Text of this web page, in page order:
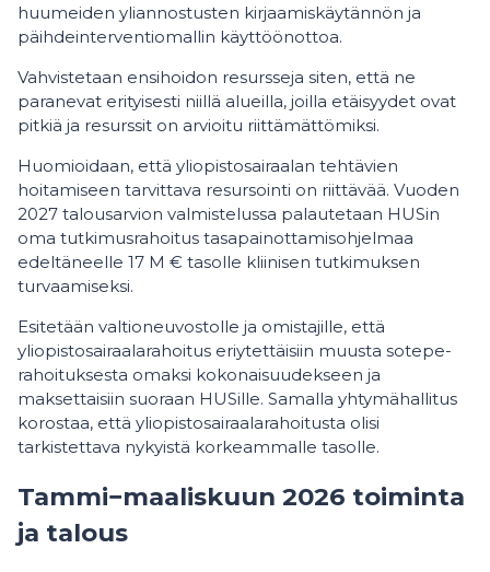
huumeiden yliannostusten kirjaamiskäytännön ja
päihdeinterventiomallin käyttöönottoa.
Vahvistetaan ensihoidon resursseja siten, että ne
paranevat erityisesti niillä alueilla, joilla etäisyydet ovat
pitkiä ja resurssit on arvioitu riittämättömiksi.
Huomioidaan, että yliopistosairaalan tehtävien
hoitamiseen tarvittava resursointi on riittävää. Vuoden
2027 talousarvion valmistelussa palautetaan HUSin
oma tutkimusrahoitus tasapainottamisohjelmaa
edeltäneelle 17 M € tasolle kliinisen tutkimuksen
turvaamiseksi.
Esitetään valtioneuvostolle ja omistajille, että
yliopistosairaalarahoitus eriytettäisiin muusta sotepe-
rahoituksesta omaksi kokonaisuudekseen ja
maksettaisiin suoraan HUSille. Samalla yhtymähallitus
korostaa, että yliopistosairaalarahoitusta olisi
tarkistettava nykyistä korkeammalle tasolle.
Tammi−maaliskuun 2026 toiminta
ja talous